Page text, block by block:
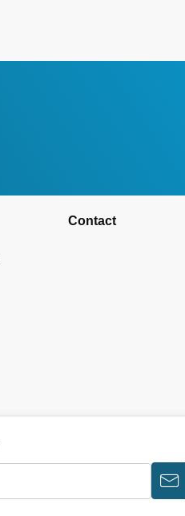
Contact